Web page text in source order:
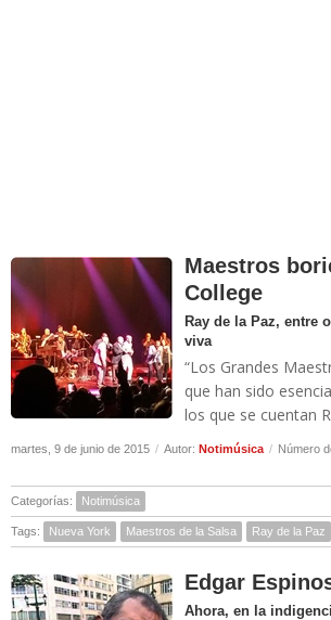
Maestros
College
Ray de la Paz, entre
viva
“Los Grandes
que han sido
los que se cuentan
martes, 9 de junio de 2015 / Autor: Notimúsica / Número
Categorías: Notimúsica
Tags: Nueva York Maestros de la Salsa Ray de la Paz
Edgar
Ahora, en la